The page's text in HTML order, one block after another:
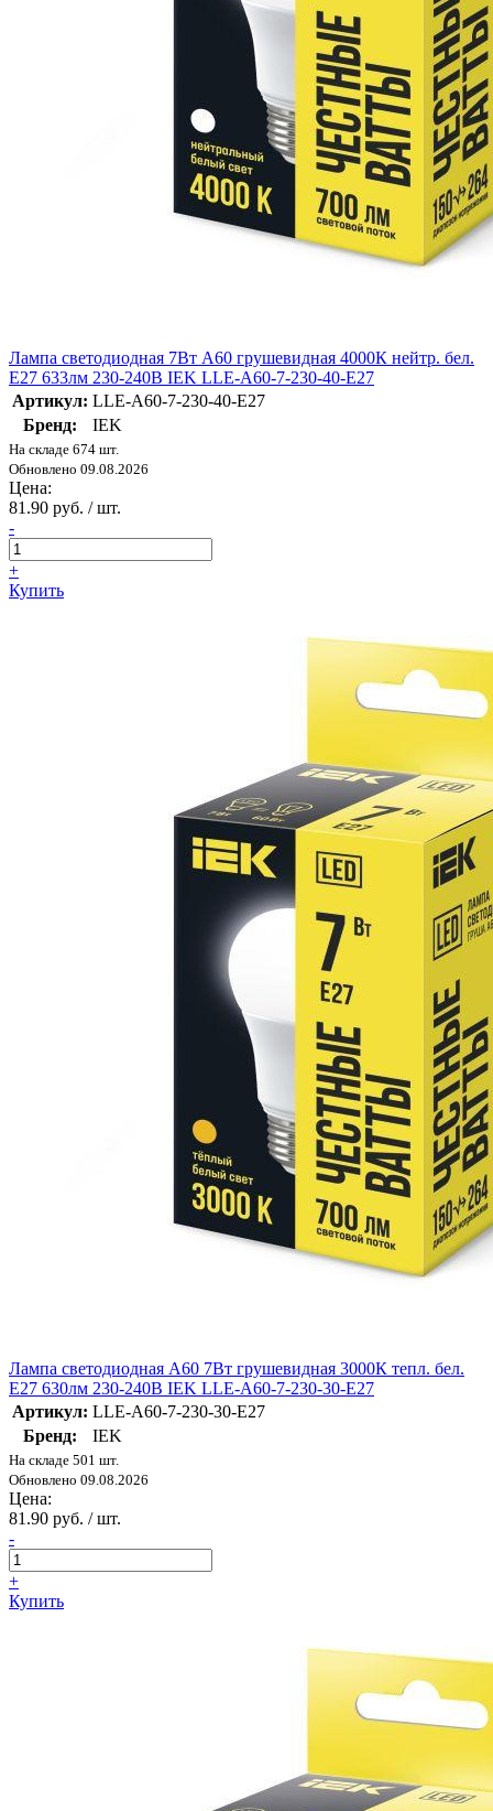
Лампа светодиодная 7Вт A60 грушевидная 4000К нейтр. бел.
E27 633лм 230-240В IEK LLE-A60-7-230-40-E27
Артикул: LLE-A60-7-230-40-E27
Бренд:
IEK
На складе 674 шт.
Обновлено 09.08.2026
Цена:
81.90 руб. / шт.
-
+
Купить
Лампа светодиодная A60 7Вт грушевидная 3000К тепл. бел.
E27 630лм 230-240В IEK LLE-A60-7-230-30-E27
Артикул: LLE-A60-7-230-30-E27
Бренд:
IEK
На складе 501 шт.
Обновлено 09.08.2026
Цена:
81.90 руб. / шт.
-
+
Купить